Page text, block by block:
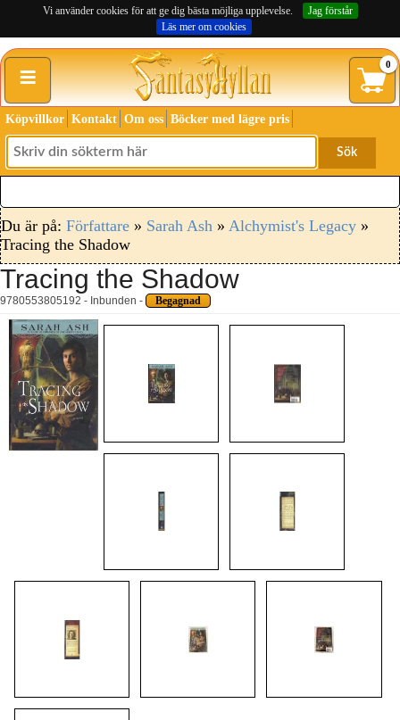
Vi använder cookies för att ge dig bästa möjliga upplevelse.
Jag förstår
Läs mer om cookies
≡ 0
Köpvillkor Kontakt Om oss Böcker med lägre pris
Sök
Du är på: Författare » Sarah Ash » Alchymist's Legacy »
Tracing the Shadow
Tracing the Shadow
9780553805192 - Inbunden - Begagnad